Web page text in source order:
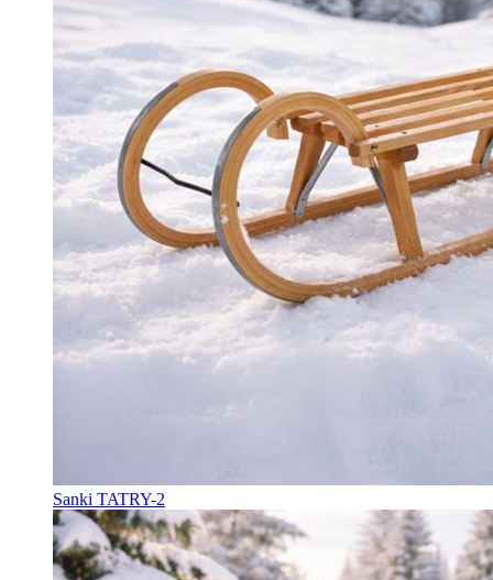
Sanki TATRY-2